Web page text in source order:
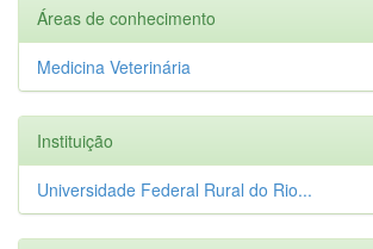
Áreas de conhecimento
Medicina Veterinária
Instituição
Universidade Federal Rural do Rio...